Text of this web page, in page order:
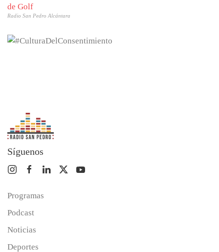
de Golf
Radio San Pedro Alcántara
Síguenos
Programas
Podcast
Noticias
Deportes